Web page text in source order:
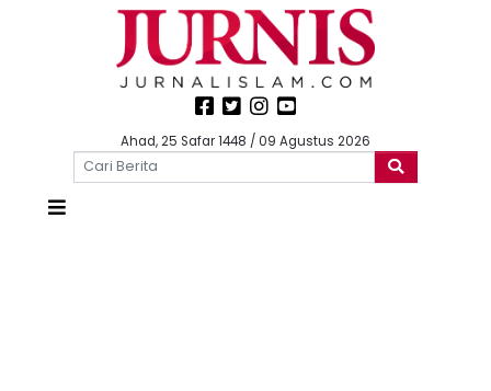
Ahad, 25 Safar 1448 / 09 Agustus 2026